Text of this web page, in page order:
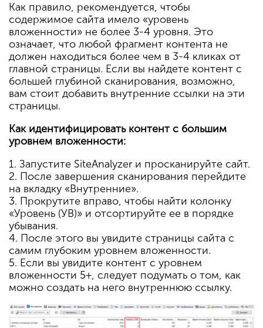
Как правило, рекомендуется, чтобы
содержимое сайта имело «уровень
вложенности» не более 3-4 уровня. Это
означает, что любой фрагмент контента не
должен находиться более чем в 3-4 кликах от
главной страницы. Если вы найдете контент с
большей глубиной сканирования, возможно,
вам стоит добавить внутренние ссылки на эти
страницы.
Как идентифицировать контент с большим
уровнем вложенности:
1. Запустите SiteAnalyzer и просканируйте сайт.
2. После завершения сканирования перейдите
на вкладку «Внутренние».
3. Прокрутите вправо, чтобы найти колонку
«Уровень (УВ)» и отсортируйте ее в порядке
убывания.
4. После этого вы увидите страницы сайта с
самим глубоким уровнем вложенности.
5. Если вы увидите контент с уровнем
вложенности 5+, следует подумать о том, как
можно создать на него внутреннюю ссылку.